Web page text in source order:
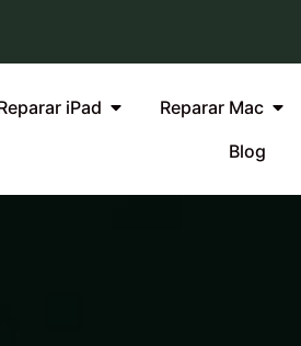
iPad Reparar Mac
Blog